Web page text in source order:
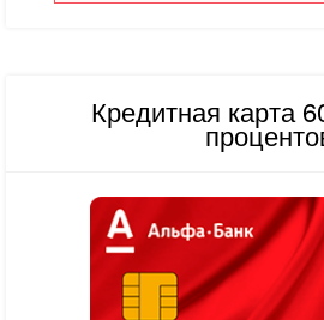
Кредитная карта